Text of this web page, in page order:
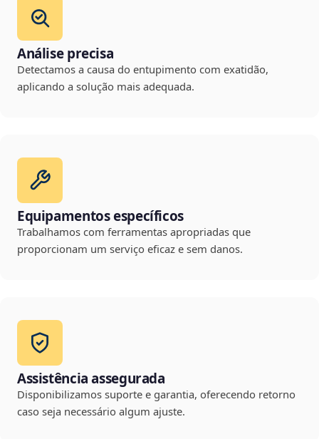
Análise precisa
Detectamos a causa do entupimento com exatidão,
aplicando a solução mais adequada.
Equipamentos específicos
Trabalhamos com ferramentas apropriadas que
proporcionam um serviço eficaz e sem danos.
Assistência assegurada
Disponibilizamos suporte e garantia, oferecendo retorno
caso seja necessário algum ajuste.